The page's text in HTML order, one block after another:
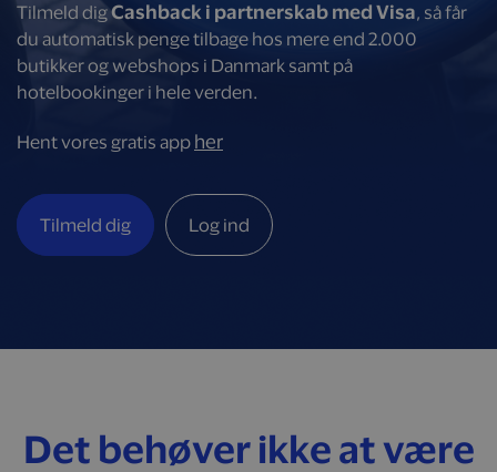
Tilmeld digCashback i partnerskab med Visa, så får
du automatisk penge tilbage hos mere end 2.000
butikker og webshops i Danmark samt på
hotelbookinger i hele verden.
Hent vores gratis app her
Tilmeld dig Log ind
Det behøver ikke at være